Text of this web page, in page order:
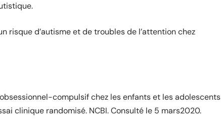
risque d’autisme et de troubles de l’attention chez
compulsif chez les enfants et les adolescents
clinique randomisé. NCBI. Consulté le 5 mars2020.